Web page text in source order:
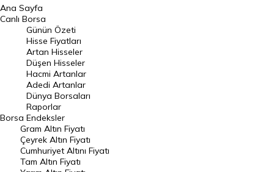
BIST 100 Hisseleri
En Çok Artan Hisseler
En Çok Düşen Hisseler
Hacmi Artanlar
Geçmiş Kapanışlar
Dünya Borsaları
Raporlar
Endeksler
Ana Sayfa
Canlı Borsa
Borsa
Günün Özeti
Hisse Fiyatları
Artan Hisseler
Düşen Hisseler
Hacmi Artanlar
Adedi Artanlar
Dünya Borsaları
Raporlar
Endeksler
Gram Altın Fiyatı
Çeyrek Altın Fiyatı
Cumhuriyet Altını Fiyatı
Tam Altın Fiyatı